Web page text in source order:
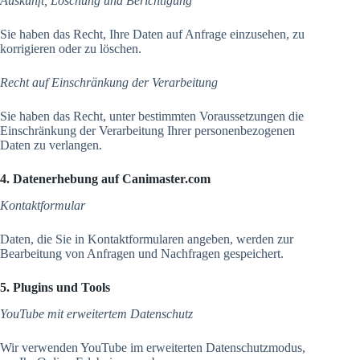
Sie haben das Recht, Ihre Daten auf Anfrage einzusehen, zu
korrigieren oder zu löschen.
Recht auf Einschränkung der Verarbeitung
Sie haben das Recht, unter bestimmten Voraussetzungen die
Einschränkung der Verarbeitung Ihrer personenbezogenen
Daten zu verlangen.
4. Datenerhebung auf Canimaster.com
Kontaktformular
Daten, die Sie in Kontaktformularen angeben, werden zur
Bearbeitung von Anfragen und Nachfragen gespeichert.
5. Plugins und Tools
YouTube mit erweitertem Datenschutz
Wir verwenden YouTube im erweiterten Datenschutzmodus,